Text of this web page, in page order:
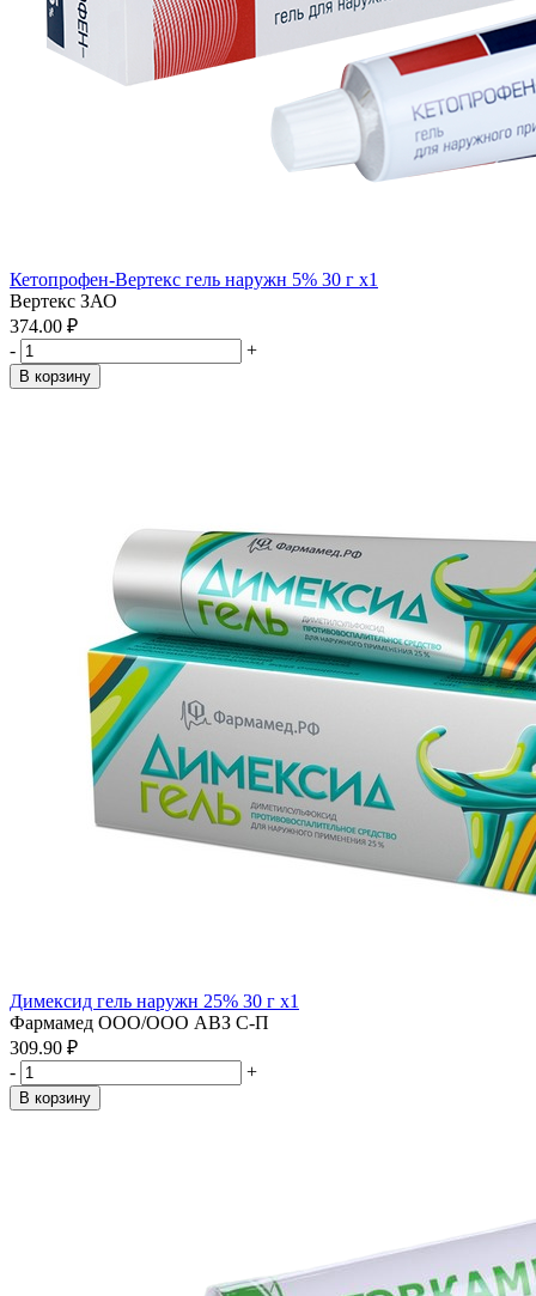
Кетопрофен-Вертекс гель наружн 5% 30 г x1
Вертекс ЗАО
374.00 ₽
-
+
В корзину
Димексид гель наружн 25% 30 г x1
Фармамед ООО/ООО АВЗ С-П
309.90 ₽
-
+
В корзину